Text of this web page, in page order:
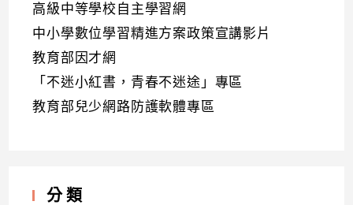
高級中等學校自主學習網
中小學數位學習精進方案政策宣講影片
教育部因才網
「不迷小紅書，青春不迷途」專區
教育部兒少網路防護軟體專區
分類